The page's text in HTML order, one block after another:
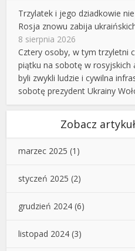
Trzylatek i jego dziadkowie
Rosja znowu zabija
8 sierpnia 2026
Cztery osoby, w tym trzyletni
piątku na sobotę w rosyjskich
byli zwykli ludzie i cywilna
sobotę prezydent Ukrainy
Zobacz
marzec 2025 (1)
styczeń 2025 (2)
grudzień 2024 (6)
listopad 2024 (3)